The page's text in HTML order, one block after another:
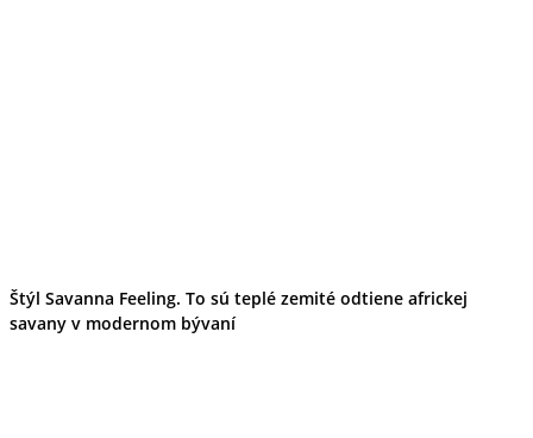
Štýl Savanna Feeling. To sú teplé zemité odtiene africkej
savany v modernom bývaní